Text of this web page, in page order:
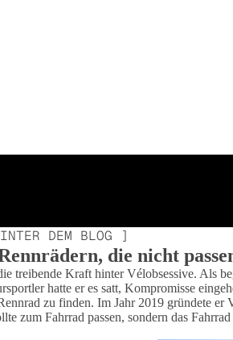
DEM BLOG ]
die nicht
treibende Kraft hinter Vélobsessive. Als
hatte er es satt, Kompromisse
zu finden. Im Jahr 2019 gründete er
zum Fahrrad passen, sondern das